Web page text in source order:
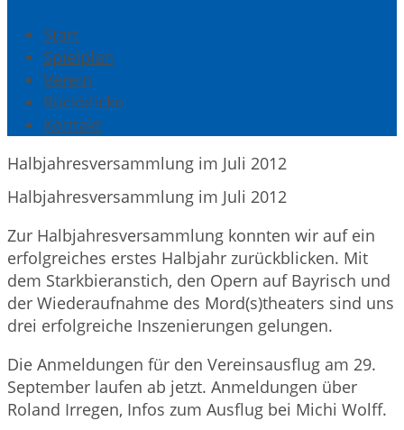
Start
Spielplan
Verein
Rückblicke
Kontakt
Halbjahresversammlung im Juli 2012
Halbjahresversammlung im Juli 2012
Zur Halbjahresversammlung konnten wir auf ein
erfolgreiches erstes Halbjahr zurückblicken. Mit
dem Starkbieranstich, den Opern auf Bayrisch und
der Wiederaufnahme des Mord(s)theaters sind uns
drei erfolgreiche Inszenierungen gelungen.
Die Anmeldungen für den Vereinsausflug am 29.
September laufen ab jetzt. Anmeldungen über
Roland Irregen, Infos zum Ausflug bei Michi Wolff.